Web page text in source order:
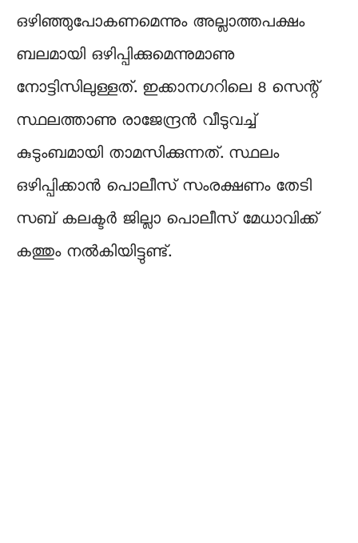
ഒഴിഞ്ഞുപോകണമെന്നും അല്ലാത്തപക്ഷം
ബലമായി ഒഴിപ്പിക്കുമെന്നുമാണു
നോട്ടിസിലുള്ളത്. ഇക്കാനഗറിലെ 8 സെന്റ്
സ്ഥലത്താണു രാജേന്ദ്രൻ വീടുവച്ച്
കുടുംബമായി താമസിക്കുന്നത്. സ്ഥലം
ഒഴിപ്പിക്കാൻ പൊലീസ് സംരക്ഷണം തേടി
സബ് കലക്ടർ ജില്ലാ പൊലീസ് മേധാവിക്ക്
കത്തും നൽകിയിട്ടുണ്ട്.